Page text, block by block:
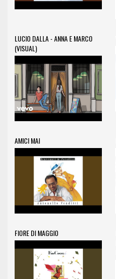
LUCIO DALLA - ANNA E MARCO
(VISUAL)
AMICI MAI
FIORE DI MAGGIO